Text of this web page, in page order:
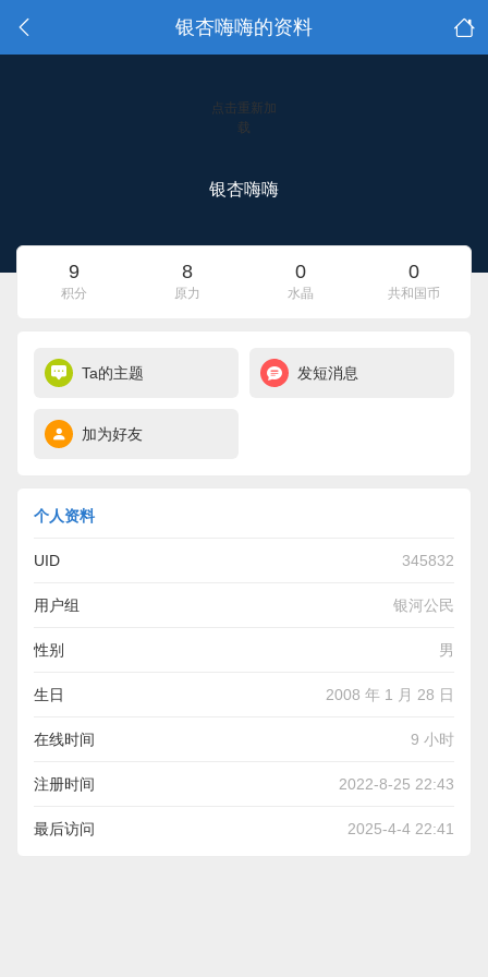
银杏嗨嗨的资料
点击重新加
载
银杏嗨嗨
9
积分
8
原力
0
水晶
0
共和国币
Ta的主题 发短消息
加为好友
个人资料
UID 345832
用户组 银河公民
性别 男
生日 2008 年 1 月 28 日
在线时间 9 小时
注册时间 2022-8-25 22:43
最后访问 2025-4-4 22:41